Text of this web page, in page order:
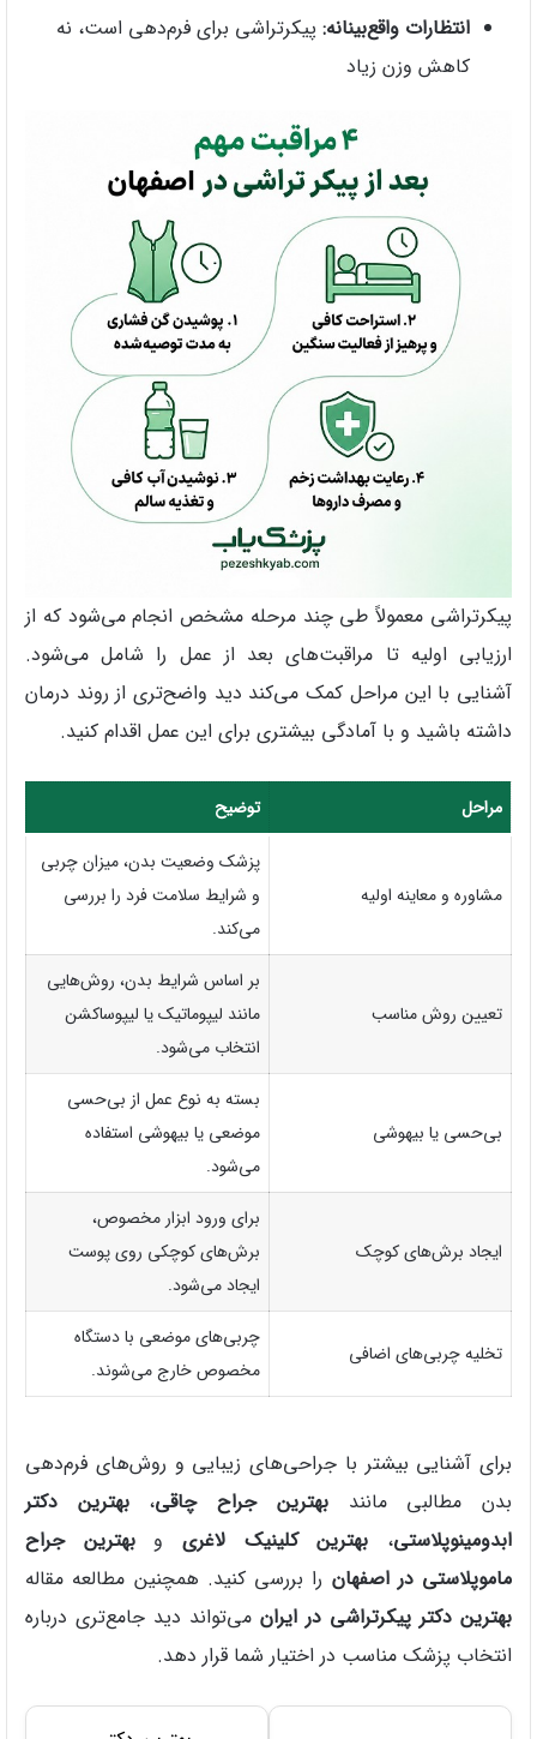
انتظارات واقع‌بینانه: پیکرتراشی برای فرم‌دهی است، نه
کاهش وزن زیاد
پیکرتراشی معمولاً طی چند مرحله مشخص انجام می‌شود که از
ارزیابی اولیه تا مراقبت‌های بعد از عمل را شامل می‌شود.
آشنایی با این مراحل کمک می‌کند دید واضح‌تری از روند درمان
داشته باشید و با آمادگی بیشتری برای این عمل اقدام کنید.
مراحل توضیح
مشاوره و معاینه اولیه
پزشک وضعیت بدن، میزان چربی
و شرایط سلامت فرد را بررسی
می‌کند.
تعیین روش مناسب
بر اساس شرایط بدن، روش‌هایی
مانند لیپوماتیک یا لیپوساکشن
انتخاب می‌شود.
بی‌حسی یا بیهوشی
بسته به نوع عمل از بی‌حسی
موضعی یا بیهوشی استفاده
می‌شود.
ایجاد برش‌های کوچک
برای ورود ابزار مخصوص،
برش‌های کوچکی روی پوست
ایجاد می‌شود.
تخلیه چربی‌های اضافی
چربی‌های موضعی با دستگاه
مخصوص خارج می‌شوند.
برای آشنایی بیشتر با جراحی‌های زیبایی و روش‌های فرم‌دهی
بدن مطالبی مانندبهترین جراح چاقی،بهترین دکتر
ابدومینوپلاستی، بهترین کلینیک لاغریوبهترین جراح
ماموپلاستی در اصفهان را بررسی کنید. همچنین مطالعه مقاله
بهترین دکتر پیکرتراشی در ایران می‌تواند دید جامع‌تری درباره
انتخاب پزشک مناسب در اختیار شما قرار دهد.